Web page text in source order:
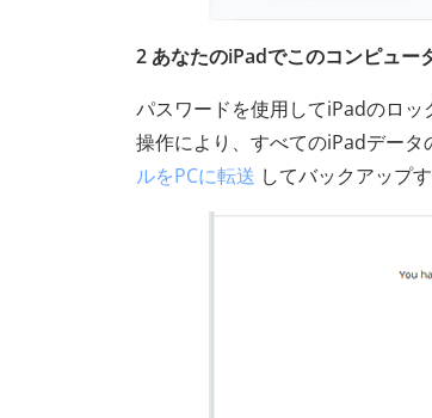
2 あなたのiPadでこのコンピュー
パスワードを使用してiPadのロ
操作により、すべてのiPadデータ
ルをPCに転送 してバックアップ